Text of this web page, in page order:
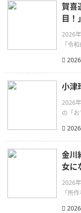
賀喜
目！」
2026
「令
小津
2026
の「
金川
女に
2026
「所